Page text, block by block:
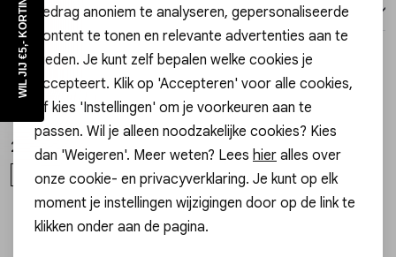
Retourneren
Style dit met 3=1
My Jewellery
Sotto il soleil Boxy tee MJ16453
29,99
S
1/2
JE18520 KETTING MET KRALEN
15,99
ONE SIZE
gedrag anoniem te analyseren, gepersonaliseerde
content te tonen en relevante advertenties aan te
bieden. Je kunt zelf bepalen welke cookies je
accepteert. Klik op 'Accepteren' voor alle cookies,
of kies 'Instellingen' om je voorkeuren aan te
passen. Wil je alleen noodzakelijke cookies? Kies
dan 'Weigeren'. Meer weten? Lees hier alles over
onze cookie- en privacyverklaring. Je kunt op elk
moment je instellingen wijzigingen door op de link te
klikken onder aan de pagina.
WIL JIJ €5,- KORTING?